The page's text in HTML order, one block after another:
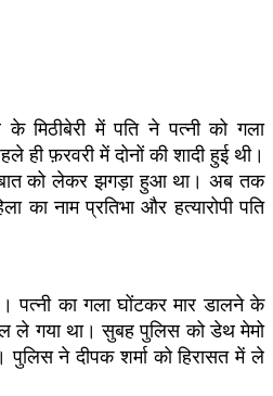
मिठीबेरी में पति ने पत्नी को गला
ही फ़रवरी में दोनों की शादी हुई थी।
बात को लेकर झगड़ा हुआ था। अब तक
का नाम प्रतिभा और हत्यारोपी पति
पत्नी का गला घोंटकर मार डालने के
ले गया था। सुबह पुलिस को डेथ मेमो
पुलिस ने दीपक शर्मा को हिरासत में ले